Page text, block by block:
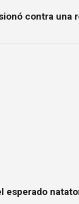
contra una
esperado